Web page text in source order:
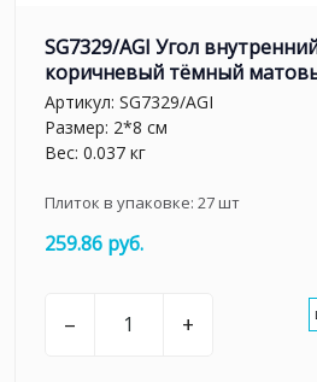
SG7329/AGI Угол
коричневый тёмный
Артикул: SG7329/AGI
Размер: 2*8 см
Вес: 0.037 кг
Плиток в упаковке: 27шт
259.86 руб.
– +